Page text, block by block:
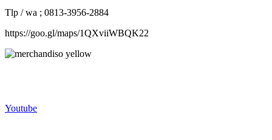
Tlp / wa ; 0813-3956-2884
https://goo.gl/maps/1QXviiWBQK22
Youtube